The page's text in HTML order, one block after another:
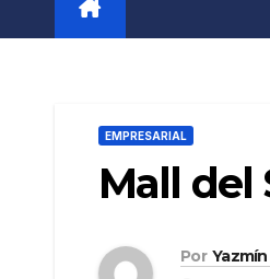
EMPRESARIAL
Mall del
Por